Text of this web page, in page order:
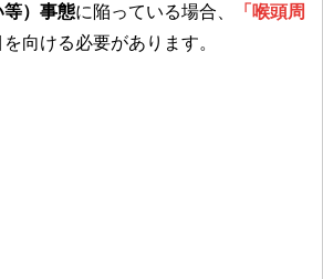
等）事態に陥っている場合、
「喉頭周
を向ける必要があります。